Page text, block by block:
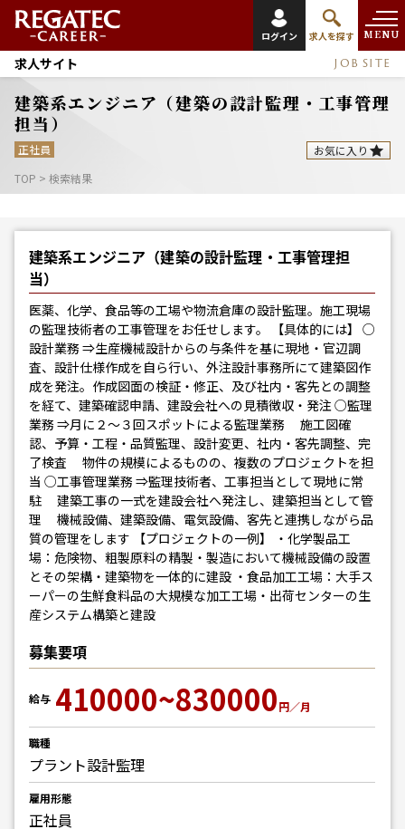
ログイン 求人を探す MENU
求人サイト JOB SITE
建築系エンジニア（建築の設計監理・工事管理
担当）
正社員
お気に入り
TOP > 検索結果
建築系エンジニア（建築の設計監理・工事管理担
当）
医薬、化学、食品等の工場や物流倉庫の設計監理。施工現場
の監理技術者の工事管理をお任せします。 【具体的には】 ○
設計業務 ⇒生産機械設計からの与条件を基に現地・官辺調
査、設計仕様作成を自ら行い、外注設計事務所にて建築図作
成を発注。作成図面の検証・修正、及び社内・客先との調整
を経て、建築確認申請、建設会社への見積徴収・発注 ○監理
業務 ⇒月に２～３回スポットによる監理業務 施工図確
認、予算・工程・品質監理、設計変更、社内・客先調整、完
了検査 物件の規模によるものの、複数のプロジェクトを担
当 ○工事管理業務 ⇒監理技術者、工事担当として現地に常
駐 建築工事の一式を建設会社へ発注し、建築担当として管
理 機械設備、建築設備、電気設備、客先と連携しながら品
質の管理をします 【プロジェクトの一例】 ・化学製品工
場：危険物、粗製原料の精製・製造において機械設備の設置
とその架構・建築物を一体的に建設 ・食品加工工場：大手ス
ーパーの生鮮食料品の大規模な加工工場・出荷センターの生
産システム構築と建設
募集要項
給与 410000~830000円／月
職種
プラント設計監理
雇用形態
正社員